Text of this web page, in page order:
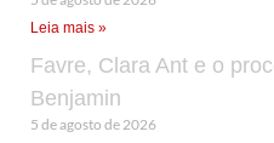
Leia mais »
Favre, Clara Ant e o
Benjamin
5 de agosto de 2026